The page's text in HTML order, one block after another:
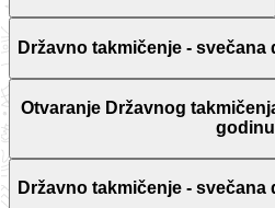
Državno takmičenje - svečana
Otvaranje Državnog
godinu
Državno takmičenje - svečana